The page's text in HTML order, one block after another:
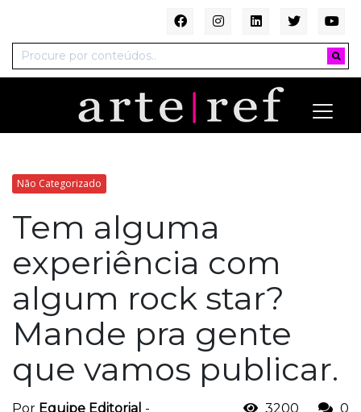
Não Categorizado
Tem alguma
experiência com
algum rock star?
Mande pra gente
que vamos publicar.
Por Equipe Editorial -
3200 0